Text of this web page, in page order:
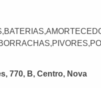
770, B, Centro, Nova